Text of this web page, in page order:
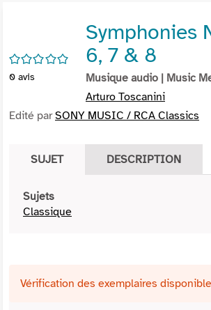
/5
0 avis
Symphonies
6, 7 & 8
Musique audio | Music
Arturo Toscanini
Edité parSONY MUSIC / RCA Classics
SUJET DESCRIPTION
Sujets
Classique
Vérification des exemplaires